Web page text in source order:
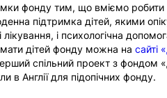
фонду тим, що вміємо
підтримка дітей, якими
і психологічна
дітей фонду можна на сайті
спільний проект з фондом
в Англії для підопічних фонду.